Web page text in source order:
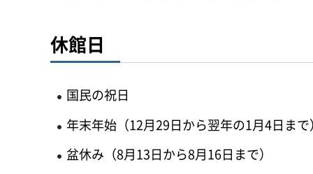
休館日
国民の祝日
年末年始（12月29日から翌年の1月4日まで）
盆休み（8月13日から8月16日まで）